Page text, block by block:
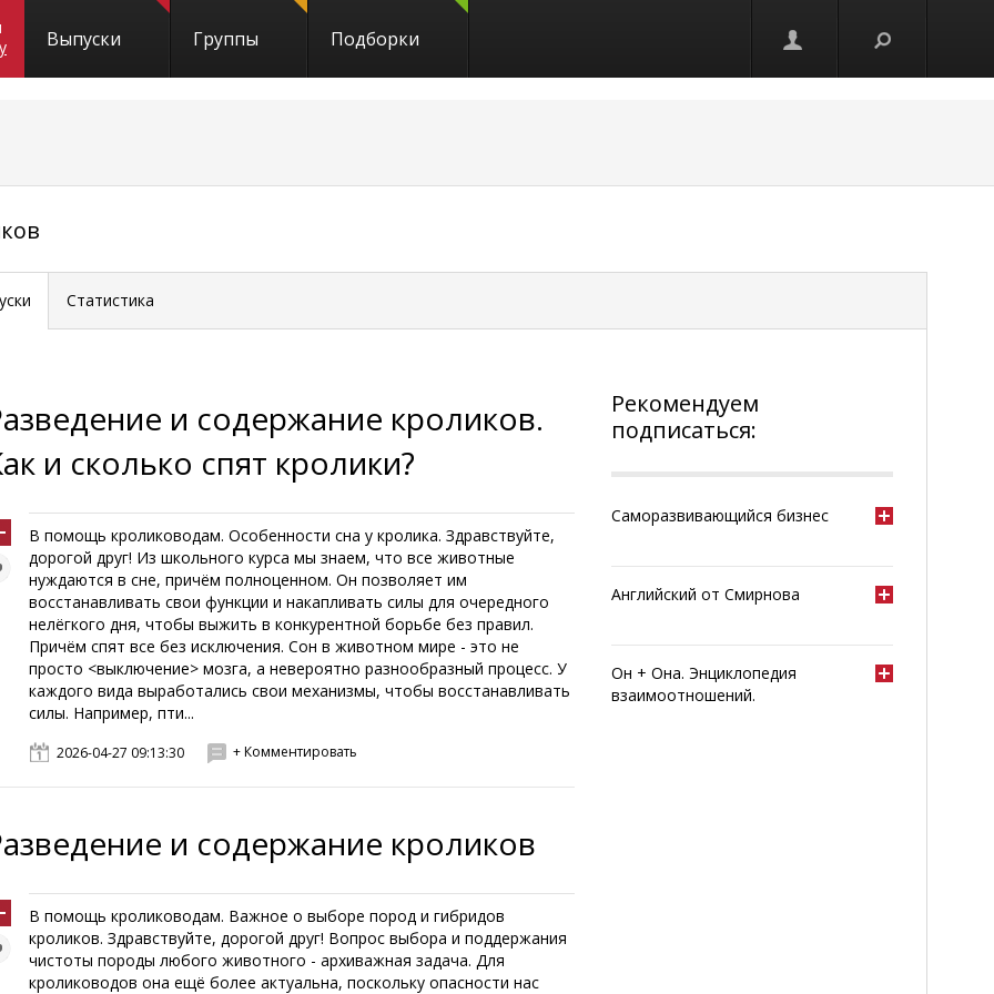
Выпуски Группы Подборки
Статистика
и содержание кроликов.
и сколько спят кролики?
В помощь кролиководам. Особенности сна у кролика. Здравствуйте,
дорогой друг! Из школьного курса мы знаем, что все животные
нуждаются в сне, причём полноценном. Он позволяет им
восстанавливать свои функции и накапливать силы для очередного
нелёгкого дня, чтобы выжить в конкурентной борьбе без правил.
Причём спят все без исключения. Сон в животном мире - это не
просто <выключение> мозга, а невероятно разнообразный процесс. У
каждого вида выработались свои механизмы, чтобы восстанавливать
силы. Например, пти...
2026-04-27 09:13:30 + Комментировать
и содержание кроликов
В помощь кролиководам. Важное о выборе пород и гибридов
кроликов. Здравствуйте, дорогой друг! Вопрос выбора и поддержания
чистоты породы любого животного - архиважная задача. Для
кролиководов она ещё более актуальна, поскольку опасности нас
Рекомендуем
подписаться:
Саморазвивающийся бизнес
Английский от Смирнова
Он + Она. Энциклопедия
взаимоотношений.